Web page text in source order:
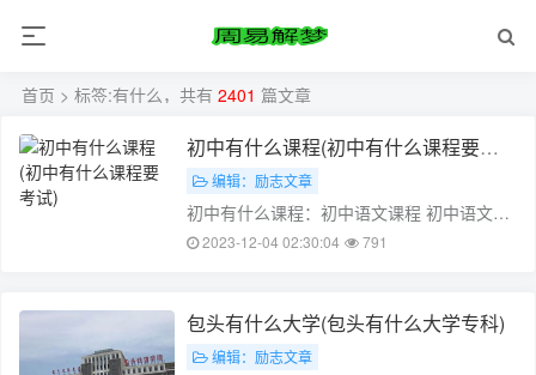
首页 > 标签:有什么，共有 2401 篇文章
初中有什么课程(初中有什么课程要考
试) 编辑：励志文章
初中有什么课程：初中语文课程 初中语文课
程简介 初中语文课程是一门涵盖古文、现代
学素养。 课程目标 1. 理解文……
2023-12-04 02:30:04 791
包头有什么大学(包头有什么大学专科)
编辑：励志文章